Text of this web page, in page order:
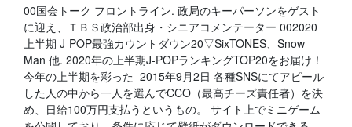
00国会トーク フロントライン. 政局のキーパーソンをゲスト
に迎え、ＴＢＳ政治部出身・シニアコメンテーター 002020
上半期 J-POP最強カウントダウン20▽SixTONES、Snow
Man 他. 2020年の上半期J-POPランキングTOP20をお届け！
今年の上半期を彩った 2015年9月2日 各種SNSにてアピール
した人の中から一人を選んでCCO（最高チーズ責任者）を決
め、日給100万円支払うというもの。 サイト上でミニゲーム